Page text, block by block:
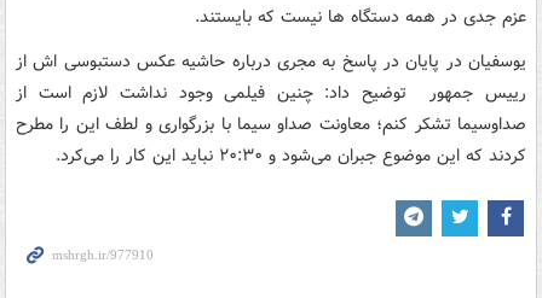
عزم جدی در همه دستگاه ها نیست که بایستند.
یوسفیان در پایان در پاسخ به مجری درباره حاشیه عکس دستبوسی اش از
رییس جمهور توضیح داد: چنین فیلمی وجود نداشت لازم است از
صداوسیما تشکر کنم؛ معاونت صداو سیما با بزرگواری و لطف این را مطرح
کردند که این موضوع جبران می‌شود و ۲۰:۳۰ نباید این کار را می‌کرد.